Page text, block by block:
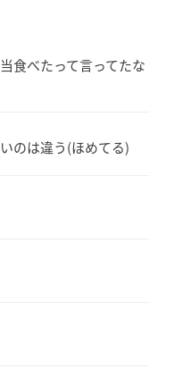
食べたって言ってたな
のは違う(ほめてる)